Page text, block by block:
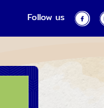
Follow us